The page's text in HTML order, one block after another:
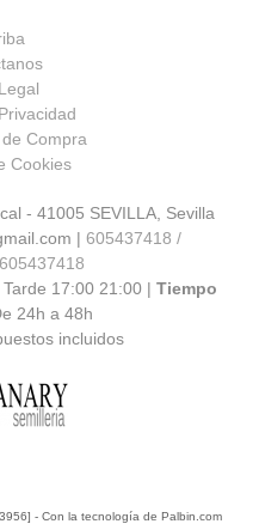
Compra
Cookies
- 41005 SEVILLA, Sevilla
| 605437418 /
605437418
17:00 21:00 | Tiempo
24h a 48h
incluidos
- Con la tecnología de Palbin.com